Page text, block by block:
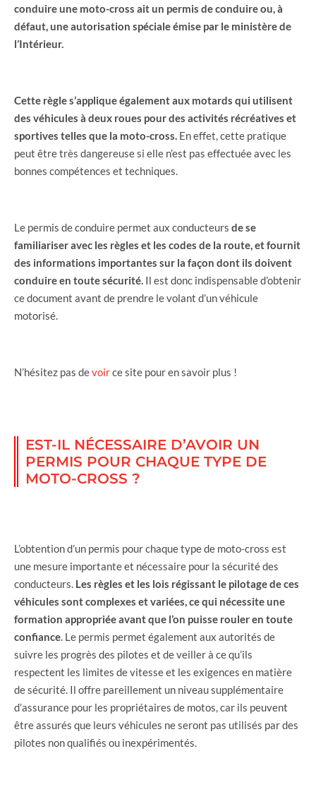
conduire une moto-cross ait un permis de conduire ou, à
défaut, une autorisation spéciale émise par le ministère de
l’Intérieur.
Cette règle s’applique également aux motards qui utilisent
des véhicules à deux roues pour des activités récréatives et
sportives telles que la moto-cross. En effet, cette pratique
peut être très dangereuse si elle n’est pas effectuée avec les
bonnes compétences et techniques.
Le permis de conduire permet aux conducteurs de se
familiariser avec les règles et les codes de la route, et fournit
des informations importantes sur la façon dont ils doivent
conduire en toute sécurité. Il est donc indispensable d’obtenir
ce document avant de prendre le volant d’un véhicule
motorisé.
N’hésitez pas devoirce site pour en savoir plus !
EST-IL NÉCESSAIRE D’AVOIR UN
PERMIS POUR CHAQUE TYPE DE
MOTO-CROSS ?
L’obtention d’un permis pour chaque type de moto-cross est
une mesure importante et nécessaire pour la sécurité des
conducteurs. Les règles et les lois régissant le pilotage de ces
véhicules sont complexes et variées, ce qui nécessite une
formation appropriée avant que l’on puisse rouler en toute
confiance . Le permis permet également aux autorités de
suivre les progrès des pilotes et de veiller à ce qu’ils
respectent les limites de vitesse et les exigences en matière
de sécurité. Il offre pareillement un niveau supplémentaire
d’assurance pour les propriétaires de motos, car ils peuvent
être assurés que leurs véhicules ne seront pas utilisés par des
pilotes non qualifiés ou inexpérimentés.